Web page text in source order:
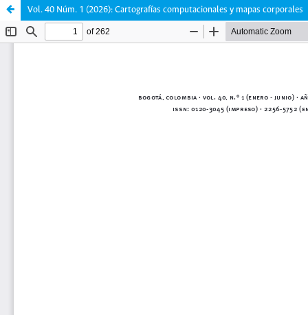
Vol. 40 Núm. 1 (2026): Cartografías computacionales y mapas corporales